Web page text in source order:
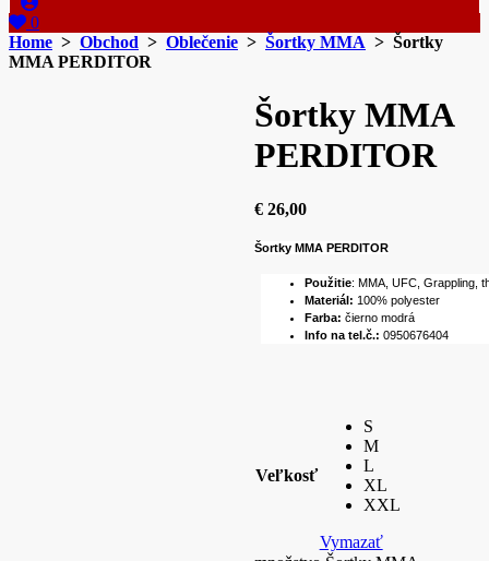
0
Home > Obchod > Oblečenie > Šortky MMA > Šortky
MMA PERDITOR
Šortky MMA
PERDITOR
€26,00
Šortky MMA PERDITOR
Použitie: MMA, UFC, Grappling,
Materiál: 100% polyester
Farba: čierno modrá
Info na tel.č.: 0950676404
Veľkosť
S
M
L
XL
XXL
Vymazať